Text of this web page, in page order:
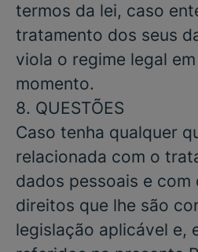
termos da lei, caso
tratamento dos seus
viola o regime legal
momento.
8. QUESTÕES
Caso tenha qualquer
relacionada com o
dados pessoais e
direitos que lhe são
legislação aplicável e,